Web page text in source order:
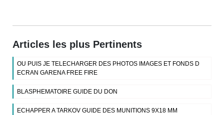
Articles les plus Pertinents
OU PUIS JE TELECHARGER DES PHOTOS IMAGES ET FONDS D
ECRAN GARENA FREE FIRE
BLASPHEMATOIRE GUIDE DU DON
ECHAPPER A TARKOV GUIDE DES MUNITIONS 9X18 MM